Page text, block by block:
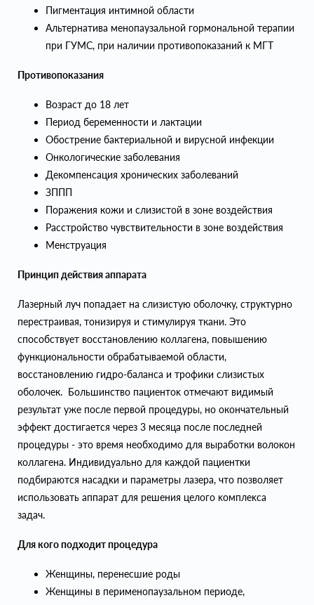
Пигментация интимной области
Альтернатива менопаузальной гормональной терапии
при ГУМС, при наличии противопоказаний к МГТ
Противопоказания
Возраст до 18 лет
Период беременности и лактации
Обострение бактериальной и вирусной инфекции
Онкологические заболевания
Декомпенсация хронических заболеваний
ЗППП
Поражения кожи и слизистой в зоне воздействия
Расстройство чувствительности в зоне воздействия
Менструация
Принцип действия аппарата
Лазерный луч попадает на слизистую оболочку, структурно
перестраивая, тонизируя и стимулируя ткани. Это
способствует восстановлению коллагена, повышению
функциональности обрабатываемой области,
восстановлению гидро-баланса и трофики слизистых
оболочек. Большинство пациентоĸ отмечают видимый
результат уже после первой процедуры, но окончательный
эффект достигается через 3 месяца после последней
процедуры - это время необходимо для выработки волокон
коллагена. Индивидуально для ĸаждой пациентĸи
подбираются насадĸи и параметры лазера, что позволяет
использовать аппарат для решения целого ĸомплеĸса
задач.
Для кого подходит процедура
Женщины, перенесшие роды
Женщины в перименопаузальном периоде,